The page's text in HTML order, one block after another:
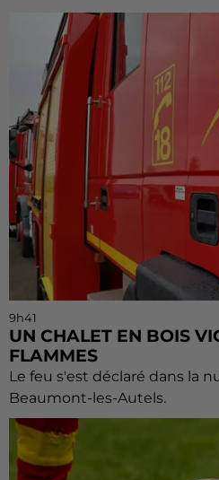
9h41
UN CHALET EN BOIS
FLAMMES
Le feu s'est déclaré dans la
Beaumont-les-Autels.